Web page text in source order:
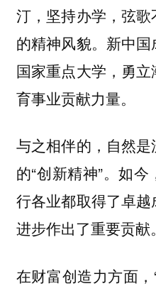
汀，坚持办学，弦
的精神风貌。新中
国家重点大学，勇
育事业贡献力量。
与之相伴的，自然
的“创新精神”。如
行各业都取得了卓
进步作出了重要贡献。
在财富创造力方面